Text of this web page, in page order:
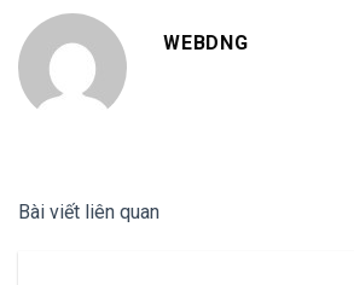
WEBDNG
Bài viết liên quan